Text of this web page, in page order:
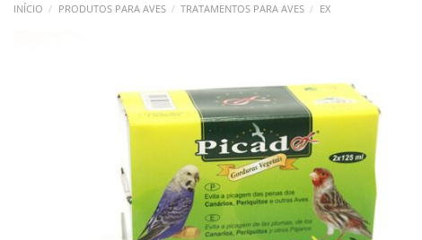
INÍCIO / PRODUTOS PARA AVES / TRATAMENTOS PARA AVES / EX